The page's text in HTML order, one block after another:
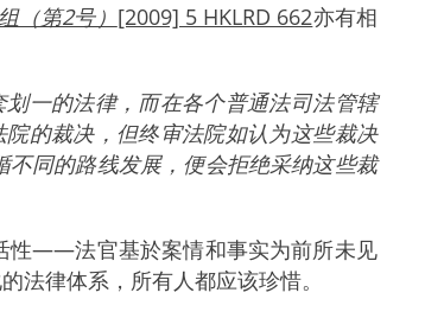
（第2号） [2009] 5 HKLRD 662亦有相
一的法律，而在各个普通法司法管辖
的裁决，但终审法院如认为这些裁决
同的路线发展，便会拒绝采纳这些裁
性——法官基於案情和事实为前所未见
法律体系，所有人都应该珍惜。